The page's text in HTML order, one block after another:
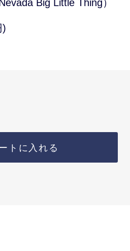
Big Little Thing）
)
トに入れる